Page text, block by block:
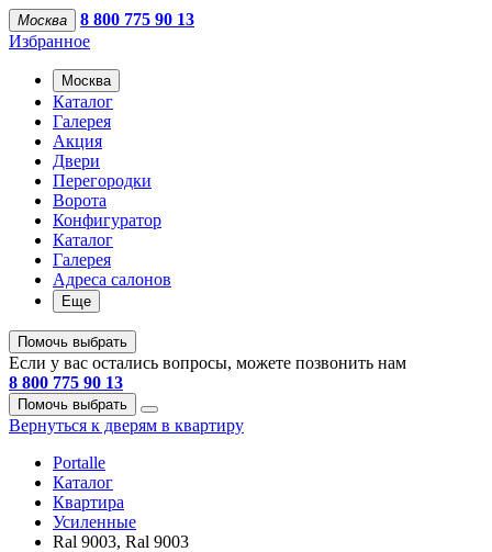
Москва
8 800 775 90 13
Избранное
Москва
Каталог
Галерея
Акция
Двери
Перегородки
Ворота
Конфигуратор
Каталог
Галерея
Адреса салонов
Еще
Помочь выбрать
Если у вас остались вопросы, можете позвонить нам
8 800 775 90 13
Помочь выбрать
Вернуться к дверям в квартиру
Portalle
Каталог
Квартира
Усиленные
Ral 9003, Ral 9003